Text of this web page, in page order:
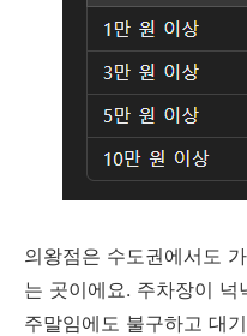
의왕점은 수도권에서도
는 곳이에요. 주차장이
주말임에도 불구하고 대